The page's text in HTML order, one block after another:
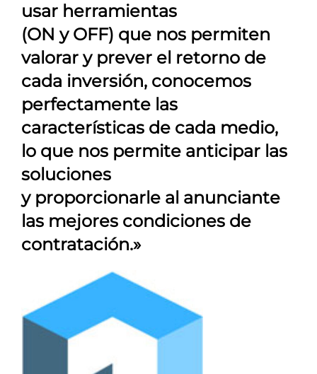
usar herramientas
(ON y OFF) que nos permiten
valorar y prever el retorno de
cada inversión, conocemos
perfectamente las
características de cada medio,
lo que nos permite anticipar las
soluciones
y proporcionarle al anunciante
las mejores condiciones de
contratación.»